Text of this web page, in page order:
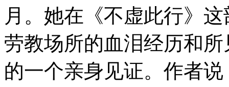
月。她在《不虚此行》
劳教场所的血泪经历和
的一个亲身见证。作者